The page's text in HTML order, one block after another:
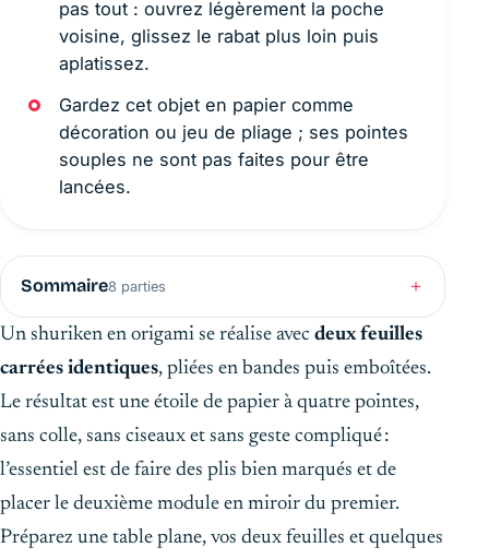
pas tout : ouvrez légèrement la poche
voisine, glissez le rabat plus loin puis
aplatissez.
Gardez cet objet en papier comme
décoration ou jeu de pliage ; ses pointes
souples ne sont pas faites pour être
lancées.
Sommaire8 parties
Un shuriken en origami se réalise avec deux feuilles
carrées identiques, pliées en bandes puis emboîtées.
Le résultat est une étoile de papier à quatre pointes,
sans colle, sans ciseaux et sans geste compliqué :
l’essentiel est de faire des plis bien marqués et de
placer le deuxième module en miroir du premier.
Préparez une table plane, vos deux feuilles et quelques